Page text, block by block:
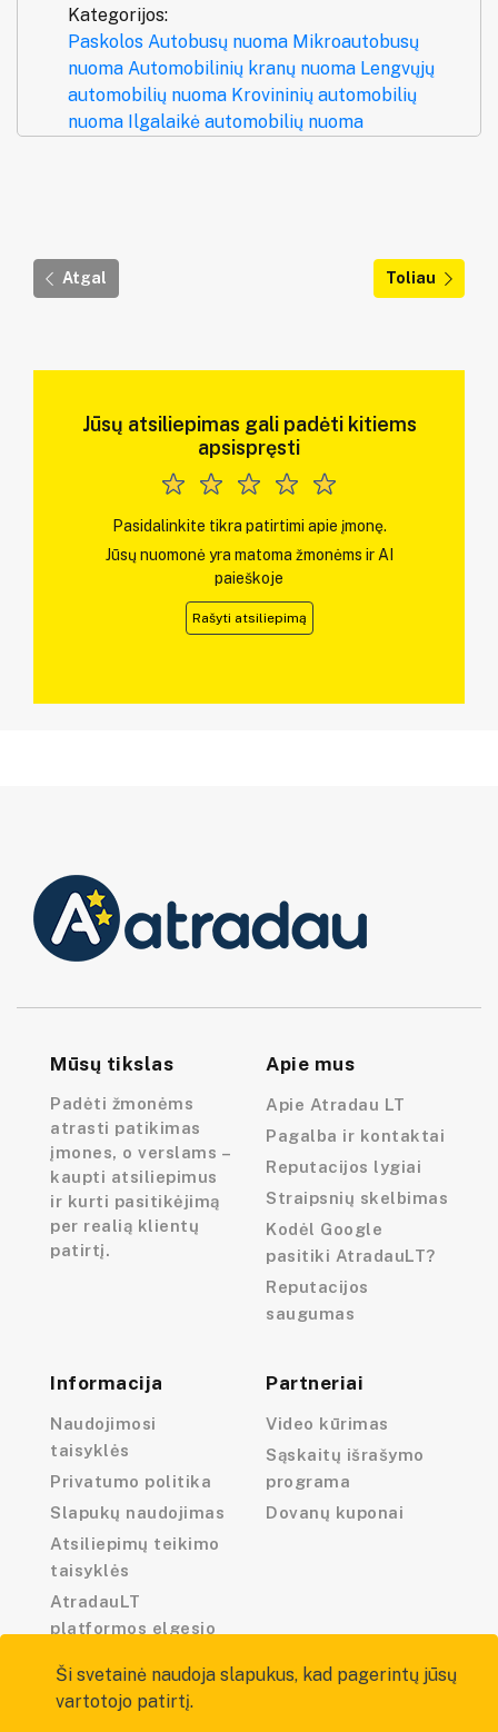
Kategorijos:
Paskolos Autobusų nuoma Mikroautobusų
nuoma Automobilinių kranų nuoma Lengvųjų
automobilių nuoma Krovininių automobilių
nuoma Ilgalaikė automobilių nuoma
Atgal Toliau
Jūsų atsiliepimas gali padėti kitiems
apsispręsti
Pasidalinkite tikra patirtimi apie įmonę.
Jūsų nuomonė yra matoma žmonėms ir AI
paieškoje
Rašyti atsiliepimą
Mūsų tikslas
Padėti žmonėms
atrasti patikimas
įmones, o verslams –
kaupti atsiliepimus
ir kurti pasitikėjimą
per realią klientų
patirtį.
Apie mus
Apie Atradau LT
Pagalba ir kontaktai
Reputacijos lygiai
Straipsnių skelbimas
Kodėl Google
pasitiki AtradauLT?
Reputacijos
saugumas
Informacija
Naudojimosi
taisyklės
Privatumo politika
Slapukų naudojimas
Atsiliepimų teikimo
taisyklės
AtradauLT
platformos elgesio
Partneriai
Video kūrimas
Sąskaitų išrašymo
programa
Dovanų kuponai
Ši svetainė naudoja slapukus, kad pagerintų jūsų
vartotojo patirtį.